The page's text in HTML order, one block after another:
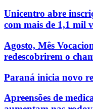
Unicentro abre
com mais de 1,1 mil
Agosto, Mês
redescobrirem o
Paraná inicia novo
Apreensões de